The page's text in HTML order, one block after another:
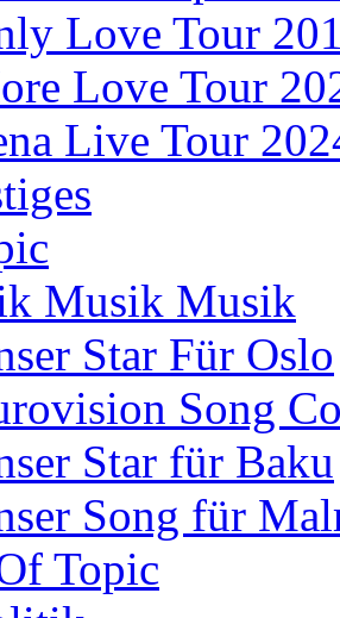
Love Tour
Love Tour
Live Tour
Musik Musik
Star Für Oslo
Song
Star für Baku
Song für
Topic